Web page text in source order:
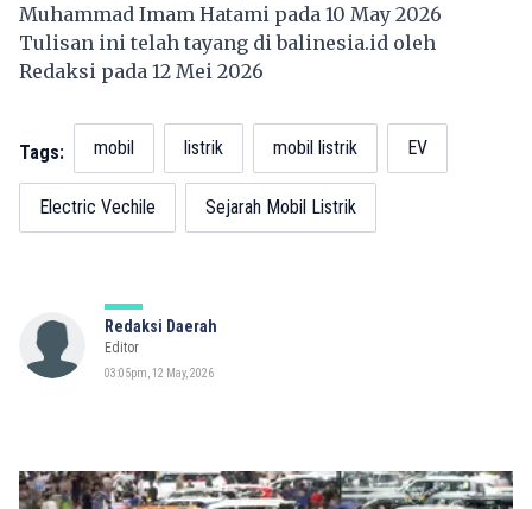
Muhammad Imam Hatami pada 10 May 2026
Tulisan ini telah tayang dibalinesia.id oleh
Redaksi pada 12 Mei 2026
Tags: mobil listrik mobil listrik EV
Electric Vechile Sejarah Mobil Listrik
Redaksi Daerah
Editor
03:05pm, 12 May, 2026